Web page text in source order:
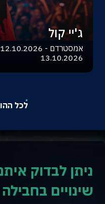
ג'יי קול
13.10.2026
לכל
ניתן לבדוק
שינויים בחבילה